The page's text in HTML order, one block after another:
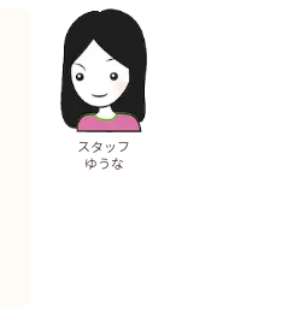
スタッフ
ゆうな